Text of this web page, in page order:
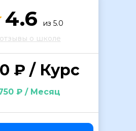
4.6
из 5.0
о школе
₽ / Курс
₽ / Месяц